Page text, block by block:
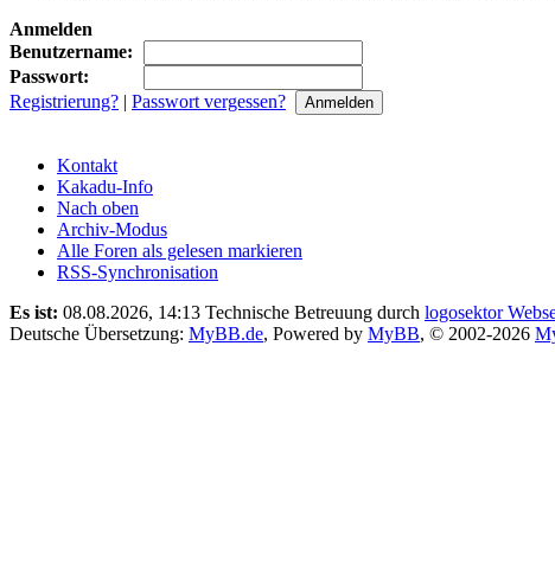
Anmelden
Benutzername:
Passwort:
Registrierung? | Passwort vergessen?
Kontakt
Kakadu-Info
Nach oben
Archiv-Modus
Alle Foren als gelesen markieren
RSS-Synchronisation
Es ist: 08.08.2026, 14:13 Technische Betreuung durch logosektor
Deutsche Übersetzung: MyBB.de, Powered by MyBB, © 2002-2026